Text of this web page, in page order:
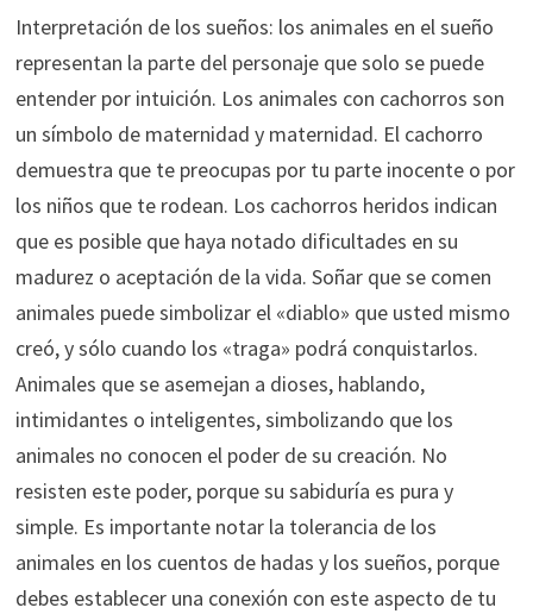
Interpretación de los sueños: los animales en el sueño
representan la parte del personaje que solo se puede
entender por intuición. Los animales con cachorros son
un símbolo de maternidad y maternidad. El cachorro
demuestra que te preocupas por tu parte inocente o por
los niños que te rodean. Los cachorros heridos indican
que es posible que haya notado dificultades en su
madurez o aceptación de la vida. Soñar que se comen
animales puede simbolizar el «diablo» que usted mismo
creó, y sólo cuando los «traga» podrá conquistarlos.
Animales que se asemejan a dioses, hablando,
intimidantes o inteligentes, simbolizando que los
animales no conocen el poder de su creación. No
resisten este poder, porque su sabiduría es pura y
simple. Es importante notar la tolerancia de los
animales en los cuentos de hadas y los sueños, porque
debes establecer una conexión con este aspecto de tu